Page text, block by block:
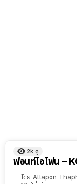
2k ดู
ฟอนท์ไอโฟน –
โดย Attapon